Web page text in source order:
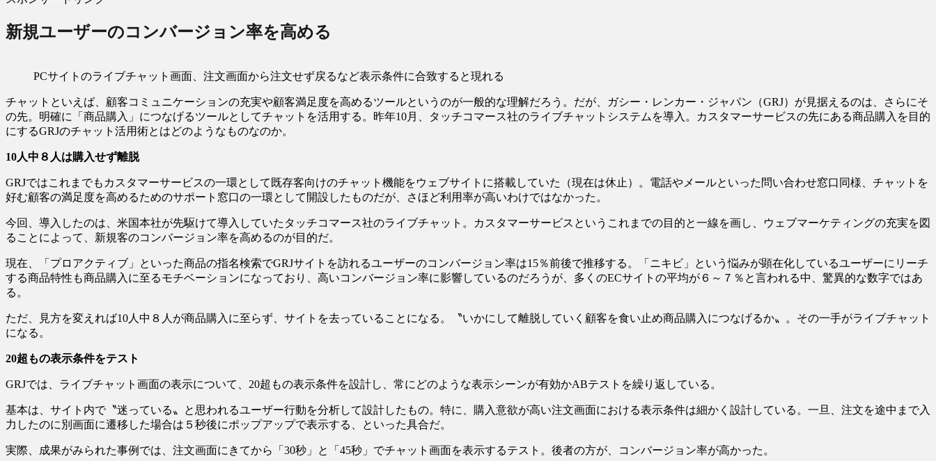
新規ユーザーのコンバージョン率を高める
PCサイトのライブチャット画面、注文画面から注文せず戻るなど表示条件に合致すると現れる
チャットといえば、顧客コミュニケーションの充実や顧客満足度を高めるツールというのが一般的な理解だろう。だが、ガシー・レンカー・ジャパン（GRJ）が見据えるのは、さらにそ
の先。明確に「商品購入」につなげるツールとしてチャットを活用する。昨年10月、タッチコマース社のライブチャットシステムを導入。カスタマーサービスの先にある商品購入を目的
にするGRJのチャット活用術とはどのようなものなのか。
10人中８人は購入せず離脱
GRJではこれまでもカスタマーサービスの一環として既存客向けのチャット機能をウェブサイトに搭載していた（現在は休止）。電話やメールといった問い合わせ窓口同様、チャットを
好む顧客の満足度を高めるためのサポート窓口の一環として開設したものだが、さほど利用率が高いわけではなかった。
今回、導入したのは、米国本社が先駆けて導入していたタッチコマース社のライブチャット。カスタマーサービスというこれまでの目的と一線を画し、ウェブマーケティングの充実を図
ることによって、新規客のコンバージョン率を高めるのが目的だ。
現在、「プロアクティブ」といった商品の指名検索でGRJサイトを訪れるユーザーのコンバージョン率は15％前後で推移する。「ニキビ」という悩みが顕在化しているユーザーにリーチ
する商品特性も商品購入に至るモチベーションになっており、高いコンバージョン率に影響しているのだろうが、多くのECサイトの平均が６～７％と言われる中、驚異的な数字ではあ
る。
ただ、見方を変えれば10人中８人が商品購入に至らず、サイトを去っていることになる。〝いかにして離脱していく顧客を食い止め商品購入につなげるか〟。その一手がライブチャット
になる。
20超もの表示条件をテスト
GRJでは、ライブチャット画面の表示について、20超もの表示条件を設計し、常にどのような表示シーンが有効かABテストを繰り返している。
基本は、サイト内で〝迷っている〟と思われるユーザー行動を分析して設計したもの。特に、購入意欲が高い注文画面における表示条件は細かく設計している。一旦、注文を途中まで入
力したのに別画面に遷移した場合は５秒後にポップアップで表示する、といった具合だ。
実際、成果がみられた事例では、注文画面にきてから「30秒」と「45秒」でチャット画面を表示するテスト。後者の方が、コンバージョン率が高かった。